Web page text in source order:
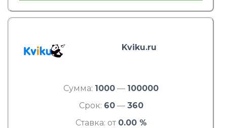
Kviku.ru
Сумма: 1000 — 100000
Срок: 60— 360
Ставка: от 0.00 %